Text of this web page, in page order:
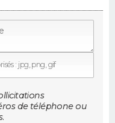
: jpg, png, gif
de téléphone ou